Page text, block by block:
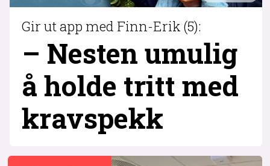
Gir ut app med Finn-Erik (5):
– Nesten umulig
å holde tritt med
krav­spekk